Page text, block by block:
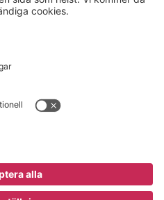
Alla priser är exklusive moms.
inställningar